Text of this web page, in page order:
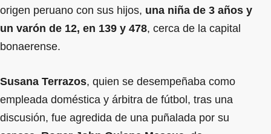
origen peruano con sus hijos, una niña de 3 años y
un varón de 12, en 139 y 478, cerca de la capital
bonaerense.
Susana Terrazos, quien se desempeñaba como
empleada doméstica y árbitra de fútbol, tras una
discusión, fue agredida de una puñalada por su